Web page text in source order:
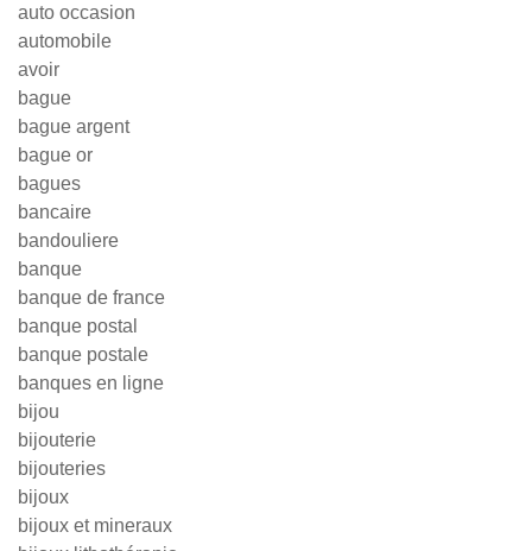
auto occasion
automobile
avoir
bague
bague argent
bague or
bagues
bancaire
bandouliere
banque
banque de france
banque postal
banque postale
banques en ligne
bijou
bijouterie
bijouteries
bijoux
bijoux et mineraux